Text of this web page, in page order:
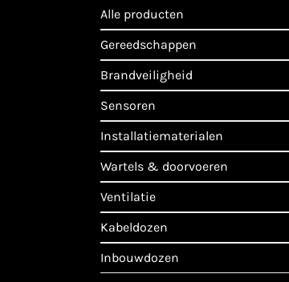
alle producten
gereedschappen
brandveiligheid
sensoren
installatiematerialen
wartels & doorvoeren
ventilatie
kabeldozen
inbouwdozen